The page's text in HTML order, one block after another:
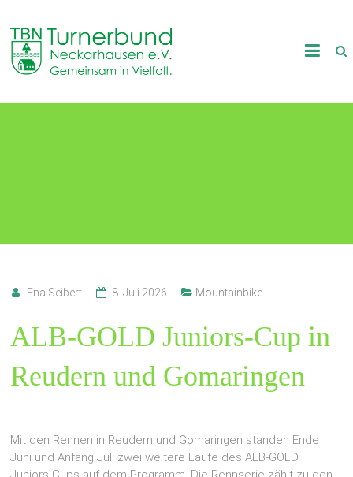
content
TB
Neckarhausen
Ena Seibert 8. Juli 2026 Mountainbike
ALB-GOLD Juniors-Cup in
Reudern und Gomaringen
Mit den Rennen in Reudern und Gomaringen standen Ende
Juni und Anfang Juli zwei weitere Läufe des ALB-GOLD